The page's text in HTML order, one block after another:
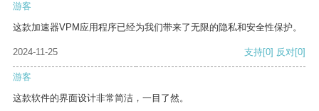
游客
这款加速器VPM应用程序已经为我们带来了无限的隐私和安全性保护。
2024-11-25 支持[0] 反对[0]
游客
这款软件的界面设计非常简洁，一目了然。